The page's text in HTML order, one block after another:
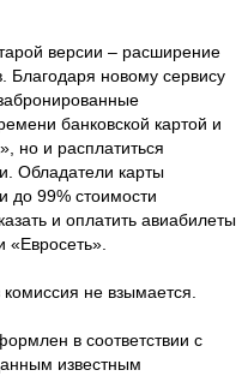
версии – расширение
Благодаря новому сервису
банковской картой и
но и расплатиться
Обладатели карты
до 99% стоимости
и оплатить авиабилеты
не взымается.
в соответствии с
известным